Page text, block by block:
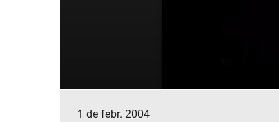
1 de febr. 2004